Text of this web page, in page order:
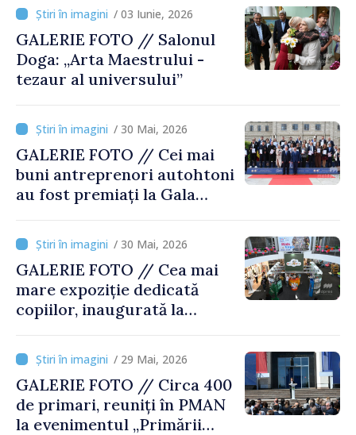
/ 03 Iunie, 2026
GALERIE FOTO // Salonul
Doga: „Arta Maestrului -
tezaur al universului”
/ 30 Mai, 2026
GALERIE FOTO // Cei mai
buni antreprenori autohtoni
au fost premiați la Gala
/ 30 Mai, 2026
GALERIE FOTO // Cea mai
mare expoziție dedicată
copiilor, inaugurată la
/ 29 Mai, 2026
GALERIE FOTO // Circa 400
de primari, reuniți în PMAN
la evenimentul „Primării